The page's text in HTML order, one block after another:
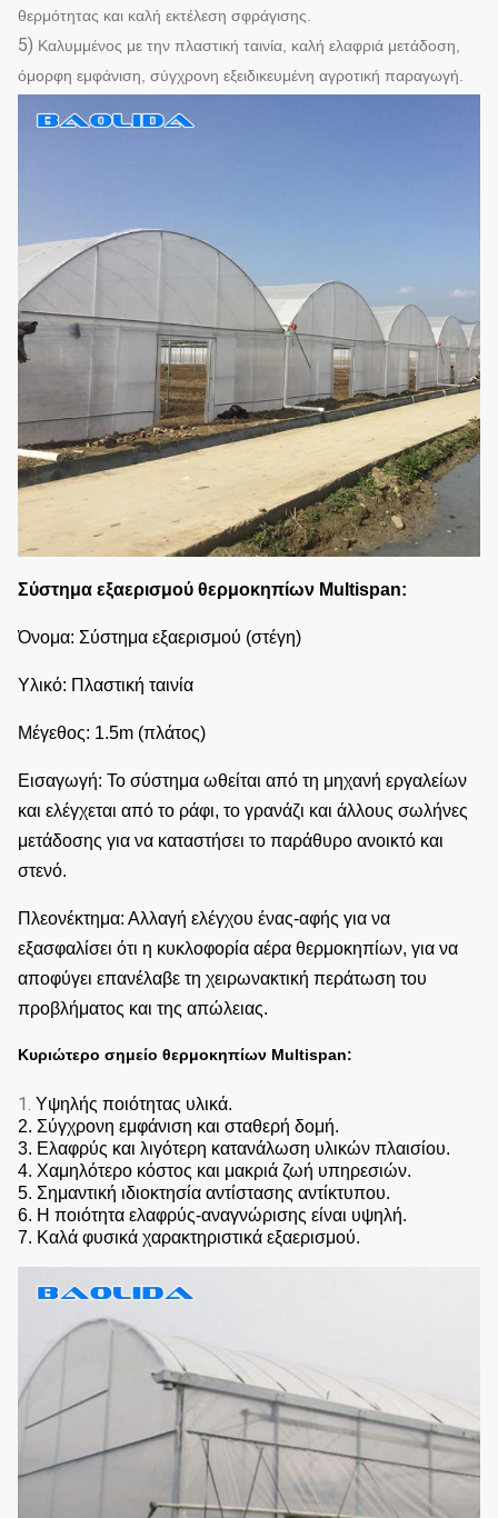
θερμότητας και καλή εκτέλεση σφράγισης.
5) Καλυμμένος με την πλαστική ταινία, καλή ελαφριά μετάδοση,
όμορφη εμφάνιση, σύγχρονη εξειδικευμένη αγροτική παραγωγή.
Σύστημα εξαερισμού θερμοκηπίων Multispan:
Όνομα: Σύστημα εξαερισμού (στέγη)
Υλικό: Πλαστική ταινία
Μέγεθος: 1.5m (πλάτος)
Εισαγωγή: Το σύστημα ωθείται από τη μηχανή εργαλείων
και ελέγχεται από το ράφι, το γρανάζι και άλλους σωλήνες
μετάδοσης για να καταστήσει το παράθυρο ανοικτό και
στενό.
Πλεονέκτημα: Αλλαγή ελέγχου ένας-αφής για να
εξασφαλίσει ότι η κυκλοφορία αέρα θερμοκηπίων, για να
αποφύγει επανέλαβε τη χειρωνακτική περάτωση του
προβλήματος και της απώλειας.
Κυριώτερο σημείο θερμοκηπίων Multispan:
1. Υψηλής ποιότητας υλικά.
2. Σύγχρονη εμφάνιση και σταθερή δομή.
3. Ελαφρύς και λιγότερη κατανάλωση υλικών πλαισίου.
4. Χαμηλότερο κόστος και μακριά ζωή υπηρεσιών.
5. Σημαντική ιδιοκτησία αντίστασης αντίκτυπου.
6. Η ποιότητα ελαφρύς-αναγνώρισης είναι υψηλή.
7. Καλά φυσικά χαρακτηριστικά εξαερισμού.